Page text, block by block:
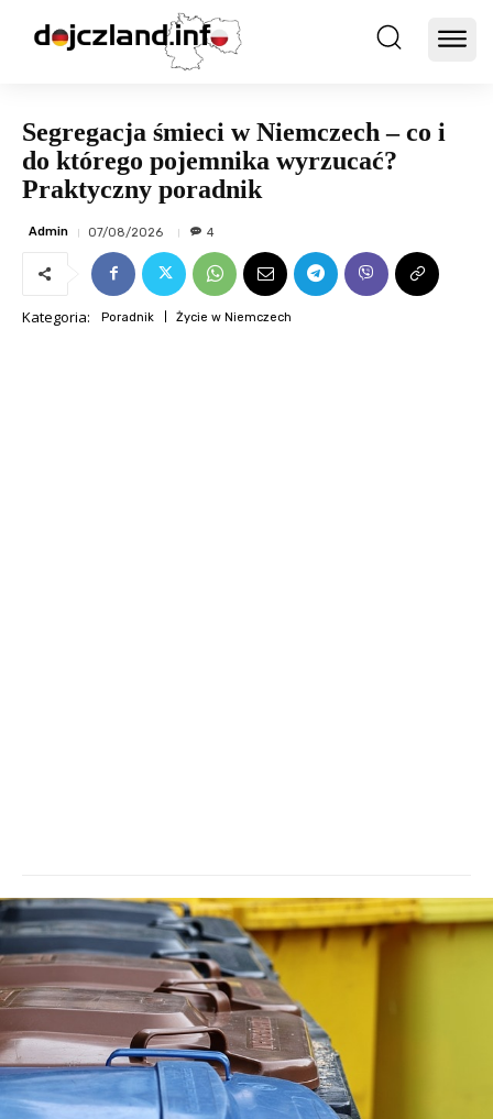
Segregacja śmieci w Niemczech – co i
do którego pojemnika wyrzucać?
Praktyczny poradnik
Admin 07/08/2026 4
Kategoria: Poradnik Życie w Niemczech